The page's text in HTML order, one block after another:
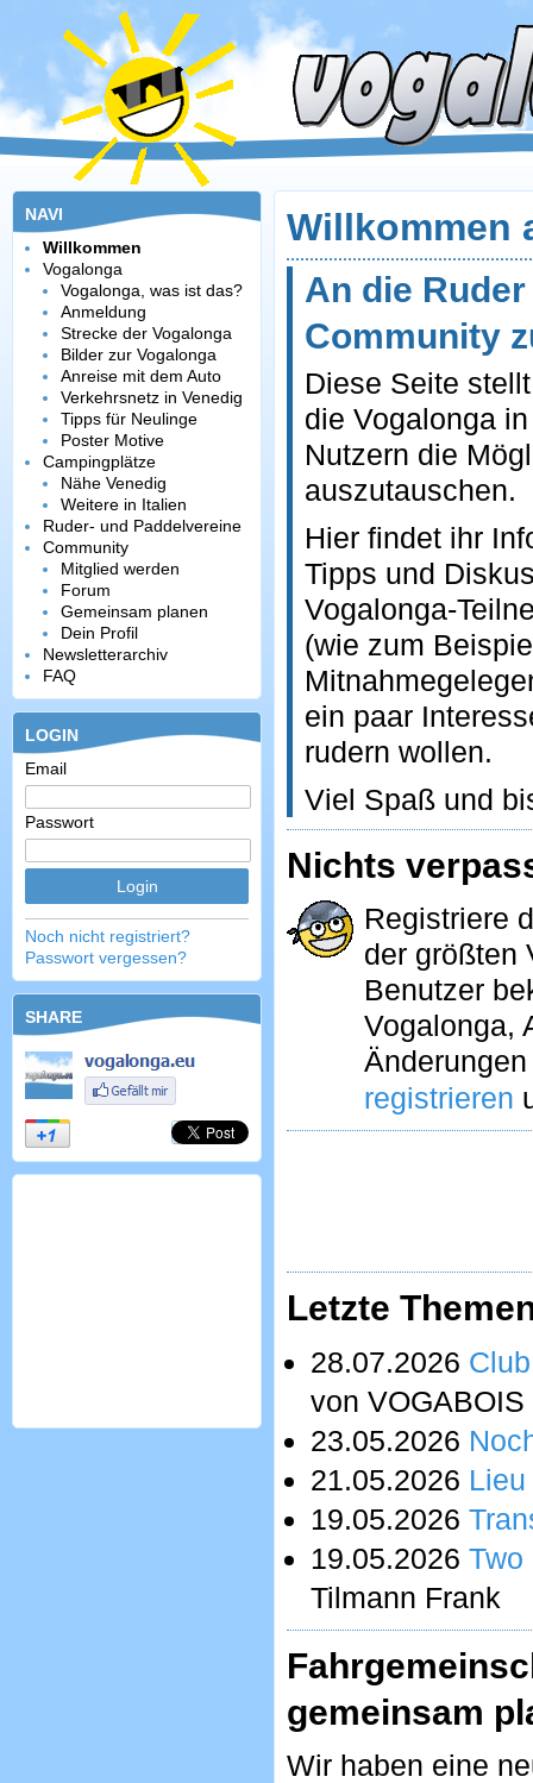
NAVI
Willkommen
Vogalonga
Vogalonga, was ist das?
Anmeldung
Strecke der Vogalonga
Bilder zur Vogalonga
Anreise mit dem Auto
Verkehrsnetz in Venedig
Tipps für Neulinge
Poster Motive
Campingplätze
Nähe Venedig
Weitere in Italien
Ruder- und Paddelvereine
Community
Mitglied werden
Forum
Gemeinsam planen
Dein Profil
Newsletterarchiv
FAQ
LOGIN
Email
Passwort
Noch nicht registriert?
Passwort vergessen?
SHARE
Willkommen
An die
Community
Diese Seite
die Vogalonga
Nutzern die
auszutauschen.
Hier findet ihr
Tipps und
Vogalonga-
(wie zum
ein paar
rudern wollen.
Viel Spaß und
Nichts
Registriere
der größten
Benutzer
Vogalonga,
registrieren
Letzte
28.07.2026
von VOGABOIS
23.05.2026
21.05.2026
19.05.2026
19.05.2026 Two
Tilmann Frank
gemeinsam
Wir haben eine